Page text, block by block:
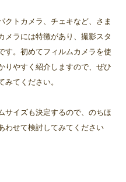
クトカメラ、チェキなど、さま
メラには特徴があり、撮影スタ
す。初めてフィルムカメラを使
りやすく紹介しますので、ぜひ
てください。
サイズも決定するので、のちほ
わせて検討してみてください